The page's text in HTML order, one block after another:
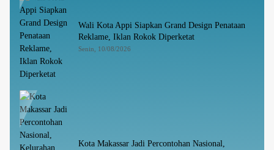
Wali Kota Appi Siapkan Grand Design Penataan
Reklame, Iklan Rokok Diperketat
Senin, 10/08/2026
Kota Makassar Jadi Percontohan Nasional,